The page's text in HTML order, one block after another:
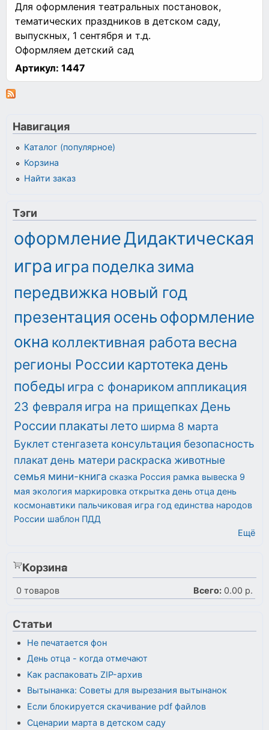
Для оформления театральных постановок,
тематических праздников в детском саду,
выпускных, 1 сентября и т.д.
Оформляем детский сад
Артикул: 1447
Навигация
Каталог (популярное)
Корзина
Найти заказ
Тэги
оформлениеДидактическая
игра игра поделка зима
передвижка новый год
презентация осеньоформление
окна коллективная работа весна
регионы России картотекадень
победы игра с фонариком аппликация
23 февраля игра на прищепках День
России плакаты лето ширма 8 марта
Буклет стенгазета консультация безопасность
плакатдень матери раскраска животные
семья мини-книга сказка Россия рамка вывеска 9
мая экология маркировка открытка день отца день
космонавтики пальчиковая игра год единства народов
России шаблон ПДД
Ещё
Корзина
0 товаров Всего: 0.00 р.
Статьи
Не печатается фон
День отца - когда отмечают
Как распаковать ZIP-архив
Вытынанка: Советы для вырезания вытынанок
Если блокируется скачивание pdf файлов
Сценарии марта в детском саду